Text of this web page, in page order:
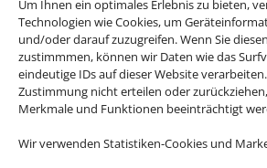
Um Ihnen ein optimales Erlebnis zu bieten,
Technologien wie Cookies, um
und/oder darauf zuzugreifen. Wenn Sie
zustimmmen, können wir Daten wie das
eindeutige IDs auf dieser Website
Zustimmung nicht erteilen oder
Merkmale und Funktionen beeinträchtigt
Wir verwenden Statistiken-Cookies und